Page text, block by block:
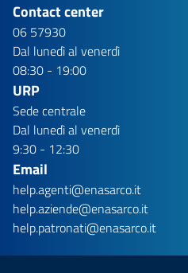
Contact center
06 57930
Dal lunedì al venerdì
08:30 - 19:00
URP
Sede centrale
Dal lunedì al venerdì
9:30 - 12:30
Email
help.agenti@enasarco.it
help.aziende@enasarco.it
help.patronati@enasarco.it